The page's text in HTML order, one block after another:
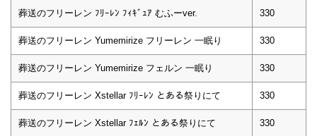
葬送のフリーレン ﾌﾘｰﾚﾝ ﾌｨｷﾞｭｱ むふーver. 330
葬送のフリーレン Yumemirize フリーレン 一眠り 330
葬送のフリーレン Yumemirize フェルン 一眠り 330
葬送のフリーレン Xstellar ﾌﾘｰﾚﾝ とある祭りにて 330
葬送のフリーレン Xstellar ﾌｪﾙﾝ とある祭りにて 330